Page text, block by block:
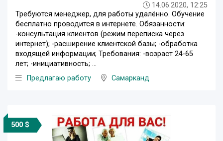
14.06.2020, 12:25
Требуются менеджер, для работы удалённо. Обучение
бесплатно проводится в интернете. Обязанности:
-консультация клиентов (режим переписка через
интернет); -расширение клиентской базы; -обработка
входящей информации; Требования: -возраст 24-65
лет; -инициативность; ...
Предлагаю работу
Самарканд
500 $